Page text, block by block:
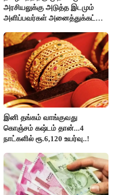
அரசியலுக்கு அடுத்த இடமும்
அளிப்பவர்கள் அனைத்துக்கட்சி
பங்கேற்பார்கள் - மாணிக்கம்
தாகூர்..!!
இனி தங்கம் வாங்குவது
கொஞ்சம் கஷ்டம் தான்...4
நாட்களில் ரூ.6,120 உயர்வு..!